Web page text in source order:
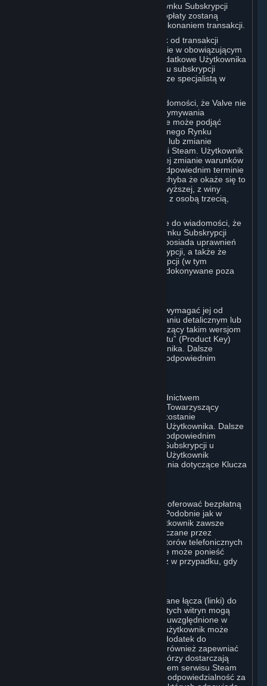
Z tytułu transakcji dokonywanych na Rynku Subskrypcji
Valve może pobierać opłaty. Wszelkie opłaty zostaną
przedstawione Użytkownikowi przed dokonaniem transakcji.
Valve pobiera VAT / GST / inny podatek od transakcji
zawartych na Rynku Subskrypcji zgodnie w obowiązującym
prawem. Aby określić zobowiązania podatkowe Użytkownika
z tytułu działalności na dowolnym Rynku subskrypcji
Użytkownik powinien skonsultować się ze specjalistą w
Użytkownik rozumie i przyjmuje do wiadomości, że Valve nie
ma obowiązku udostępniania bądź utrzymywania
jakiegokolwiek Rynku Subskrypcji. Valve może podjąć
decyzję o zaprzestaniu działania dowolnego Rynku
Subskrypcji, zmianie pobieranych opłat lub zmianie
warunków lub funkcji Rynku Subskrypcji Steam. Użytkownik
zostanie powiadomiony o każdej istotnej zmianie warunków
lub dostępności Rynku Subskrypcji w odpowiednim terminie
przed wejściem takiej zmiany w życie, chyba że okaże się to
niemożliwe na skutek wystąpienia siły wyższej, z winy
Użytkownika lub zdarzenia związanego z osobą trzecią,
Użytkownik rozumie również i przyjmuje do wiadomości, że
Subskrypcje nabyte na jakimkolwiek Rynku Subskrypcji
stanowią prawa licencyjne oraz że nie posiada uprawnień
związanych z własnością takich Subskrypcji, a także że
Valve nie uznaje przenoszenia Subskrypcji (w tym
wynikającego z mocy prawa), które są dokonywane poza
Valve może oferować Subskrypcję lub wymagać jej od
nabywców wersji produktów w opakowaniu detalicznym lub
wersji OEM produktów Valve. Towarzyszący takim wersjom
„Klucz CD” (CD-Key) lub „Klucz Produktu” (Product Key)
służą do aktywacji Subskrypcji Użytkownika. Dalsze
instrukcje zostaną dostarczone wraz z odpowiednim
Subskrypcję można zamówić za pośrednictwem
autoryzowanego odsprzedawcy Valve. Towarzyszący
takiemu zamówieniu „Klucz Produktu” zostanie
wykorzystany do aktywacji Subskrypcji Użytkownika. Dalsze
instrukcje zostaną dostarczone wraz z odpowiednim
produktem. W przypadku zamówienia Subskrypcji u
autoryzowanego odsprzedawcy Valve, Użytkownik
zobowiązuje się kierować wszelkie pytania dotyczące Klucza
W niektórych przypadkach Valve może oferować bezpłatną
Subskrypcję niektórych Treści i Usług. Podobnie jak w
przypadku wszystkich Subskrypcji, Użytkownik zawsze
ponosi odpowiedzialność za opłaty naliczane przez
dostawców usług internetowych, operatorów telefonicznych
oraz za inne opłaty za połączenie, które może ponieść
podczas korzystania ze Steam, również w przypadku, gdy
W serwisie Steam mogą być udostępniane łącza (linki) do
innych witryn osób trzecich. Niektóre z tych witryn mogą
pobierać oddzielne opłaty, które nie są uwzględnione w
Subskrypcji lub innych opłatach, które użytkownik może
uiścić na rzecz Valve, i które stanowią dodatek do
Subskrypcji i takich opłat. Steam może również zapewniać
dostęp do dostawców zewnętrznych, którzy dostarczają
treści, towary lub usługi za pośrednictwem serwisu Steam
lub Internetu. Użytkownik ponosi pełną odpowiedzialność za